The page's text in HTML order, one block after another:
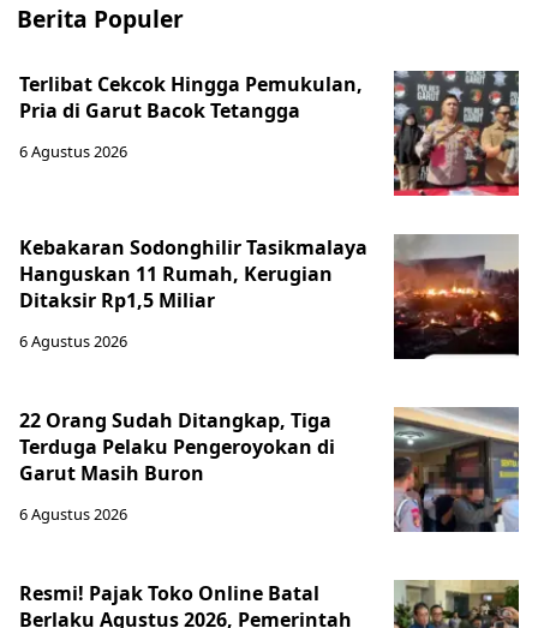
Berita Populer
Terlibat Cekcok Hingga Pemukulan,
Pria di Garut Bacok Tetangga
6 Agustus 2026
Kebakaran Sodonghilir Tasikmalaya
Hanguskan 11 Rumah, Kerugian
Ditaksir Rp1,5 Miliar
6 Agustus 2026
22 Orang Sudah Ditangkap, Tiga
Terduga Pelaku Pengeroyokan di
Garut Masih Buron
6 Agustus 2026
Resmi! Pajak Toko Online Batal
Berlaku Agustus 2026, Pemerintah